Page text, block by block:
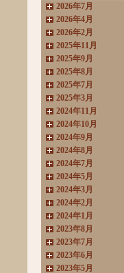
2026年7月
2026年4月
2026年2月
2025年11月
2025年9月
2025年8月
2025年7月
2025年3月
2024年11月
2024年10月
2024年9月
2024年8月
2024年7月
2024年5月
2024年3月
2024年2月
2024年1月
2023年8月
2023年7月
2023年6月
2023年5月